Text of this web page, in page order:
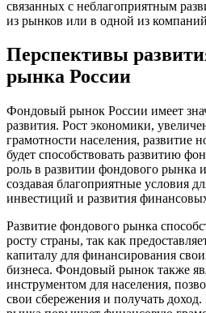
связанных с неблагоприятным
из рынков или в одной из
Перспективы
рынка России
Фондовый рынок России имеет
развития. Рост экономики,
грамотности населения, развитие
будет способствовать развитию
роль в развитии фондового рынка
создавая благоприятные условия
инвестиций и развития
Развитие фондового рынка
росту страны, так как
капиталу для финансирования
бизнеса. Фондовый рынок также
инструментом для населения,
свои сбережения и получать